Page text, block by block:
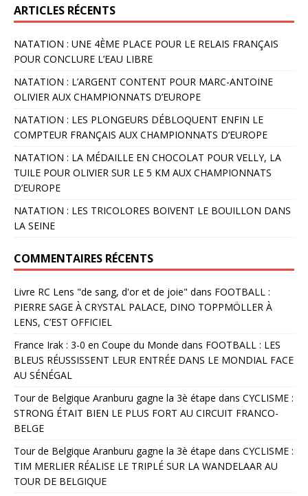
ARTICLES RÉCENTS
NATATION : UNE 4ÈME PLACE POUR LE RELAIS FRANÇAIS
POUR CONCLURE L’EAU LIBRE
NATATION : L’ARGENT CONTENT POUR MARC-ANTOINE
OLIVIER AUX CHAMPIONNATS D’EUROPE
NATATION : LES PLONGEURS DÉBLOQUENT ENFIN LE
COMPTEUR FRANÇAIS AUX CHAMPIONNATS D’EUROPE
NATATION : LA MÉDAILLE EN CHOCOLAT POUR VELLY, LA
TUILE POUR OLIVIER SUR LE 5 KM AUX CHAMPIONNATS
D’EUROPE
NATATION : LES TRICOLORES BOIVENT LE BOUILLON DANS
LA SEINE
COMMENTAIRES RÉCENTS
Livre RC Lens "de sang, d'or et de joie" dans FOOTBALL :
PIERRE SAGE À CRYSTAL PALACE, DINO TOPPMÖLLER À
LENS, C’EST OFFICIEL
France Irak : 3-0 en Coupe du Monde dans FOOTBALL : LES
BLEUS RÉUSSISSENT LEUR ENTRÉE DANS LE MONDIAL FACE
AU SÉNÉGAL
Tour de Belgique Aranburu gagne la 3è étape dans CYCLISME :
STRONG ÉTAIT BIEN LE PLUS FORT AU CIRCUIT FRANCO-
BELGE
Tour de Belgique Aranburu gagne la 3è étape dans CYCLISME :
TIM MERLIER RÉALISE LE TRIPLÉ SUR LA WANDELAAR AU
TOUR DE BELGIQUE